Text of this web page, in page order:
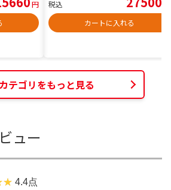
円
税込
カートに入れる
テゴリをもっと見る
ュー
4.4点